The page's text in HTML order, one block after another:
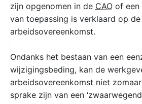
zijn opgenomen in de CAO of een
van toepassing is verklaard op de
arbeidsovereenkomst.
Ondanks het bestaan van een
wijzigingsbeding, kan de
arbeidsovereenkomst niet
sprake zijn van een